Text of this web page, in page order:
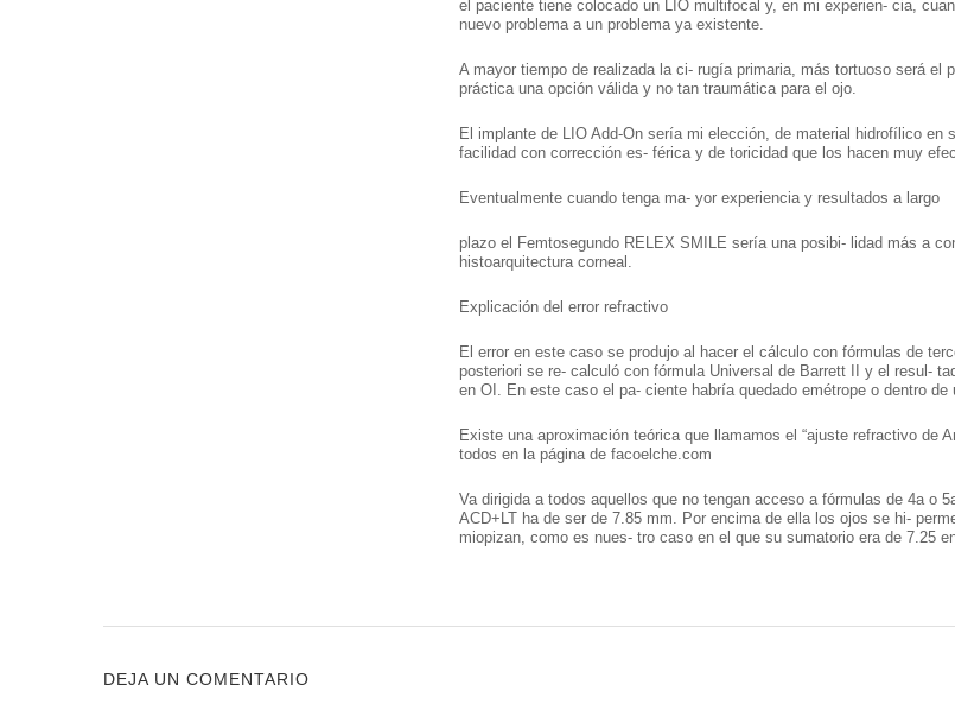
el paciente tiene colocado un LIO multifocal y, en mi experien- cia,
nuevo problema a un problema ya existente.
A mayor tiempo de realizada la ci- rugía primaria, más tortuoso será
práctica una opción válida y no tan traumática para el ojo.
El implante de LIO Add-On sería mi elección, de material hidrofílico
facilidad con corrección es- férica y de toricidad que los hacen muy
Eventualmente cuando tenga ma- yor experiencia y resultados a largo
plazo el Femtosegundo RELEX SMILE sería una posibi- lidad más a
histoarquitectura corneal.
Explicación del error refractivo
El error en este caso se produjo al hacer el cálculo con fórmulas de
posteriori se re- calculó con fórmula Universal de Barrett II y el resul-
en OI. En este caso el pa- ciente habría quedado emétrope o dentro de
Existe una aproximación teórica que llamamos el “ajuste refractivo de
todos en la página de facoelche.com
Va dirigida a todos aquellos que no tengan acceso a fórmulas de 4a o
ACD+LT ha de ser de 7.85 mm. Por encima de ella los ojos se hi-
miopizan, como es nues- tro caso en el que su sumatorio era de 7.25
DEJA UN COMENTARIO